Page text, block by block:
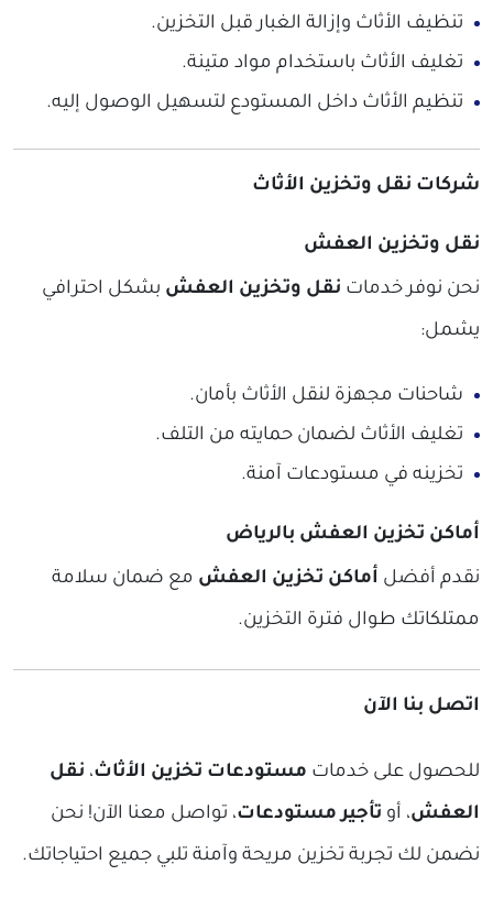
تنظيف الأثاث وإزالة الغبار قبل التخزين.
تغليف الأثاث باستخدام مواد متينة.
تنظيم الأثاث داخل المستودع لتسهيل الوصول إليه.
شركات نقل وتخزين الأثاث
نقل وتخزين العفش
نحن نوفر خدمات نقل وتخزين العفش بشكل احترافي
يشمل:
شاحنات مجهزة لنقل الأثاث بأمان.
تغليف الأثاث لضمان حمايته من التلف.
تخزينه في مستودعات آمنة.
أماكن تخزين العفش بالرياض
نقدم أفضل أماكن تخزين العفش مع ضمان سلامة
ممتلكاتك طوال فترة التخزين.
اتصل بنا الآن
للحصول على خدمات مستودعات تخزين الأثاث، نقل
العفش، أو تأجير مستودعات، تواصل معنا الآن! نحن
نضمن لك تجربة تخزين مريحة وآمنة تلبي جميع احتياجاتك.